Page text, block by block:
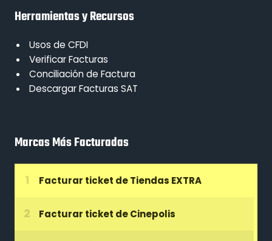
Herramientas y Recursos
Usos de CFDI
Verificar Facturas
Conciliación de Factura
Descargar Facturas SAT
Marcas Más Facturadas